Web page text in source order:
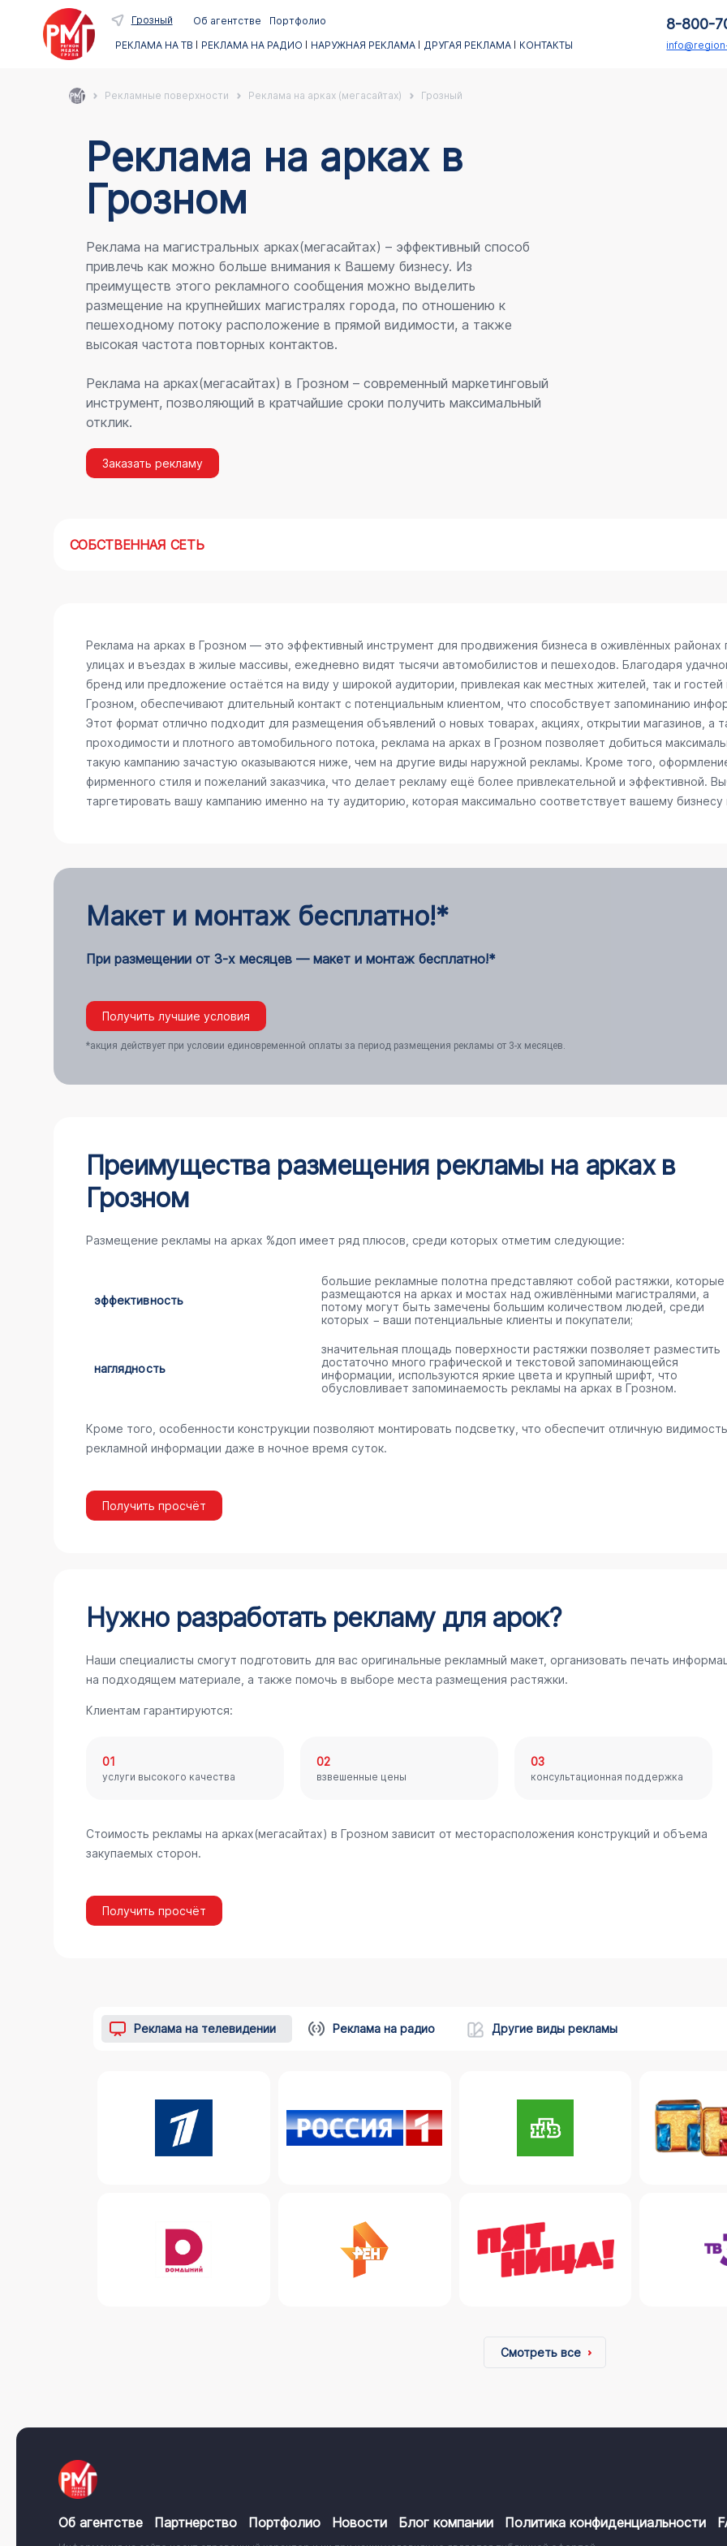
Грозный Об агентстве
Портфолио
РЕКЛАМА НА ТВ
РЕКЛАМА НА РАДИО НАРУЖНАЯ РЕКЛАМА ДРУГАЯ РЕКЛАМА КОНТАКТЫ
8-800-
Рекламные поверхности Реклама на арках (мегасайтах) Грозный
Реклама на аркаx в
Грозном
Реклама на магистральных арках(мегасайтах) – эффективный способ
привлечь как можно больше внимания к Вашему бизнесу. Из
преимуществ этого рекламного сообщения можно выделить
размещение на крупнейших магистралях города, по отношению к
пешеходному потоку расположение в прямой видимости, а также
высокая частота повторных контактов.
Реклама на арках(мегасайтах) в Грозном – современный маркетинговый
инструмент, позволяющий в кратчайшие сроки получить максимальный
отклик.
Заказать рекламу
СОБСТВЕННАЯ СЕТЬ
Реклама на арках в Грозном — это эффективный инструмент для продвижения бизнеса в оживлённых
улицах и въездах в жилые массивы, ежедневно видят тысячи автомобилистов и пешеходов. Благодаря
бренд или предложение остаётся на виду у широкой аудитории, привлекая как местных жителей, так и
Грозном, обеспечивают длительный контакт с потенциальным клиентом, что способствует запоминанию
Этот формат отлично подходит для размещения объявлений о новых товарах, акциях, открытии магазинов, а
проходимости и плотного автомобильного потока, реклама на арках в Грозном позволяет добиться
такую кампанию зачастую оказываются ниже, чем на другие виды наружной рекламы. Кроме того,
фирменного стиля и пожеланий заказчика, что делает рекламу ещё более привлекательной и эффективной.
таргетировать вашу кампанию именно на ту аудиторию, которая максимально соответствует вашему
Макет и монтаж бесплатно!*
При размещении от 3-х месяцев — макет и монтаж бесплатно!*
Получить лучшие условия
*акция действует при условии единовременной оплаты за период размещения рекламы от 3-х месяцев.
Преимущества размещения рекламы на арках в
Грозном
Размещение рекламы на арках %доп имеет ряд плюсов, среди которых отметим следующие:
эффективность
большие рекламные полотна представляют собой растяжки, которые
размещаются на арках и мостах над оживлёнными магистралями, а
потому могут быть замечены большим количеством людей, среди
которых − ваши потенциальные клиенты и покупатели;
наглядность
значительная площадь поверхности растяжки позволяет разместить
достаточно много графической и текстовой запоминающейся
информации, используются яркие цвета и крупный шрифт, что
обусловливает запоминаемость рекламы на арках в Грозном.
Кроме того, особенности конструкции позволяют монтировать подсветку, что обеспечит отличную видимость
рекламной информации даже в ночное время суток.
Получить просчёт
Нужно разработать рекламу для арок?
Наши специалисты смогут подготовить для вас оригинальные рекламный макет, организовать печать
на подходящем материале, а также помочь в выборе места размещения растяжки.
Клиентам гарантируются:
01
услуги высокого качества
02
взвешенные цены
03
консультационная поддержка
Стоимость рекламы на арках(мегасайтах) в Грозном зависит от месторасположения конструкций и объема
закупаемых сторон.
Получить просчёт
Реклама на телевидении Реклама на радио Другие виды рекламы
Смотреть все
Об агентстве Партнерство Портфолио Новости Блог компании Политика конфиденциальности